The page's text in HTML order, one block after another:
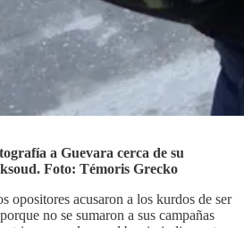
a Guevara cerca de su
Foto: Témoris Grecko
opositores acusaron a los kurdos de ser
no se sumaron a sus campañas